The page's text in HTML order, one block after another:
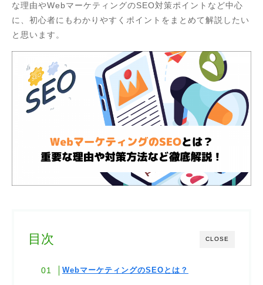
な理由やWebマーケティングのSEO対策ポイントなど中心
に、初心者にもわかりやすくポイントをまとめて解説したい
と思います。
CLOSE
目次
WebマーケティングのSEOとは？